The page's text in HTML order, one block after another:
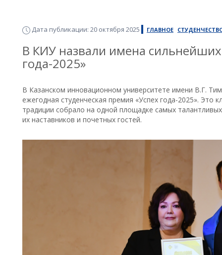
Дата публикации: 20 октября 2025 ГЛАВНОЕ
В КИУ назвали имена
года-2025»
В Казанском инновационном университете имени В.Г.
ежегодная студенческая премия «Успех года-2025».
традиции собрало на одной площадке самых
их наставников и почетных гостей.